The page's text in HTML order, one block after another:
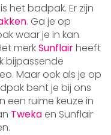
het badpak. Er zijn
. Ga je op
waar je in kan
merkSunflairheeft
bijpassende
Maar ook als je op
bent je bij ons
een ruime keuze in
Tweka en Sunflair